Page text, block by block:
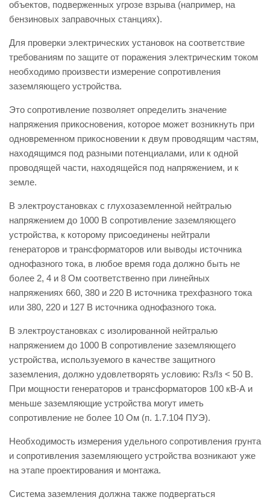
объектов, подверженных угрозе взрыва (например, на
бензиновых заправочных станциях).
Для проверки электрических установок на соответствие
требованиям по защите от поражения электрическим током
необходимо произвести измерение сопротивления
заземляющего устройства.
Это сопротивление позволяет определить значение
напряжения прикосновения, которое может возникнуть при
одновременном прикосновении к двум проводящим частям,
находящимся под разными потенциалами, или к одной
проводящей части, находящейся под напряжением, и к
земле.
В электроустановках с глухозаземленной нейтралью
напряжением до 1000 В сопротивление заземляющего
устройства, к которому присоединены нейтрали
генераторов и трансформаторов или выводы источника
однофазного тока, в любое время года должно быть не
более 2, 4 и 8 Ом соответственно при линейных
напряжениях 660, 380 и 220 В источника трехфазного тока
или 380, 220 и 127 В источника однофазного тока.
В электроустановках с изолированной нейтралью
напряжением до 1000 В сопротивление заземляющего
устройства, используемого в качестве защитного
заземления, должно удовлетворять условию: Rз/Iз < 50 В.
При мощности генераторов и трансформаторов 100 кВ-А и
меньше заземляющие устройства могут иметь
сопротивление не более 10 Ом (п. 1.7.104 ПУЭ).
Необходимость измерения удельного сопротивления грунта
и сопротивления заземляющего устройства возникают уже
на этапе проектирования и монтажа.
Система заземления должна также подвергаться